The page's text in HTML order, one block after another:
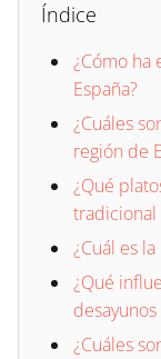
Índice
¿Cómo ha
España?
¿Cuáles
región de
¿Qué
tradicional
¿Cuál es
¿Qué
¿Cuáles